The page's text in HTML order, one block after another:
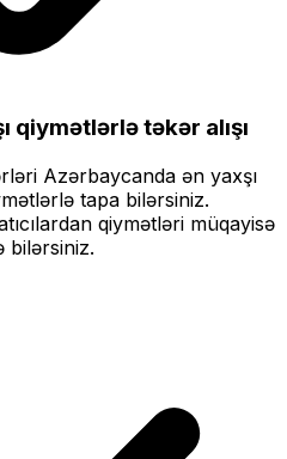
qiymətlərlətəkər alışı
Azərbaycanda ən yaxşı
tapa bilərsiniz.
qiymətləri müqayisə
bilərsiniz.